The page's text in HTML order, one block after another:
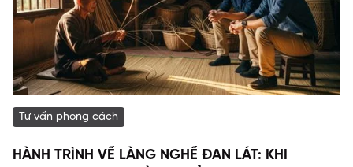
Tư vấn phong cách
HÀNH TRÌNH VỀ LÀNG NGHỀ ĐAN LÁT: KHI